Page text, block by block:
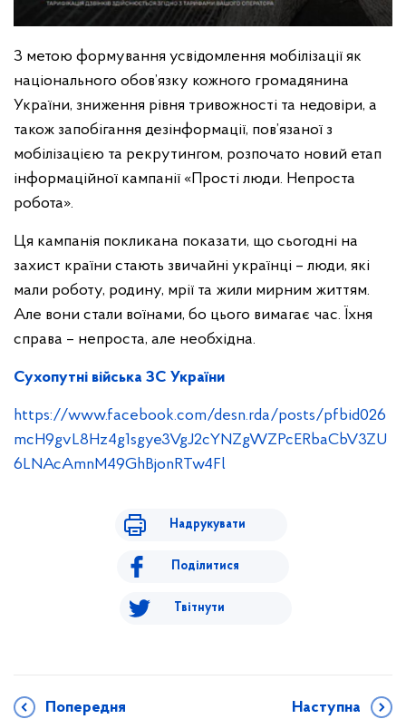
З метою формування усвідомлення мобілізації як
національного обов’язку кожного громадянина
України, зниження рівня тривожності та недовіри, а
також запобігання дезінформації, пов’язаної з
мобілізацією та рекрутингом, розпочато новий етап
інформаційної кампанії «Прості люди. Непроста
робота».
Ця кампанія покликана показати, що сьогодні на
захист країни стають звичайні українці – люди, які
мали роботу, родину, мрії та жили мирним життям.
Але вони стали воїнами, бо цього вимагає час. Їхня
справа – непроста, але необхідна.
Сухопутні війська ЗС України
https://www.facebook.com/desn.rda/posts/pfbid026
mcH9gvL8Hz4g1sgye3VgJ2cYNZgWZPcERbaCbV3ZU
6LNAcAmnM49GhBjonRTw4Fl
Надрукувати
Поділитися
Твітнути
Попередня Наступна